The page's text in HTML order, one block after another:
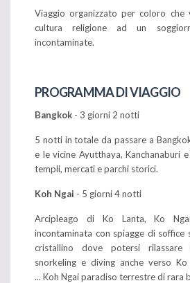
Viaggio organizzato per coloro che
cultura religione ad un
incontaminate.
PROGRAMMA DI VIAGGIO
Bangkok - 3 giorni 2 notti
5 notti in totale da passare a
e le vicine Ayutthaya, Kanchanaburi
templi, mercati e parchi storici.
Koh Ngai - 5 giorni 4 notti
Arcipleago di Ko Lanta, Ko
incontaminata con spiagge di soffice
cristallino dove potersi rilassare
snorkeling e diving anche verso
... Koh Ngai paradiso terrestre di rara